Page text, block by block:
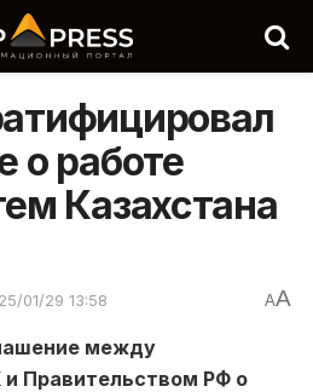
о работе
Казахстана
01/29 13:58 AA
между
Правительством РФ о